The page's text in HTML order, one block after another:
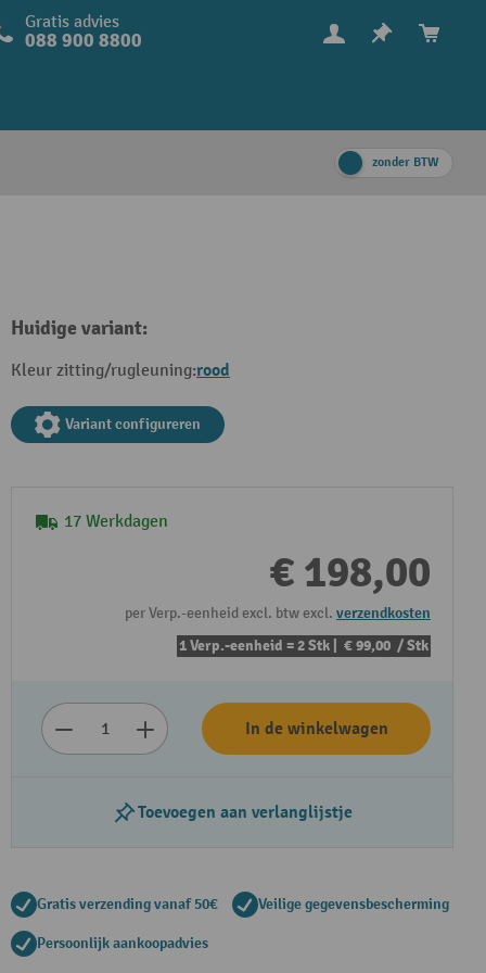
Gratis advies
088 900 8800
zonder BTW
Huidige variant:
Kleur zitting/rugleuning:rood
Variant configureren
17 Werkdagen
€ 198,00
per Verp.-eenheid excl. btw excl. verzendkosten
1 Verp.-eenheid = 2 Stk | € 99,00 / Stk
In de winkelwagen
Toevoegen aan verlanglijstje
Gratis verzending vanaf 50€ Veilige gegevensbescherming
Persoonlijk aankoopadvies